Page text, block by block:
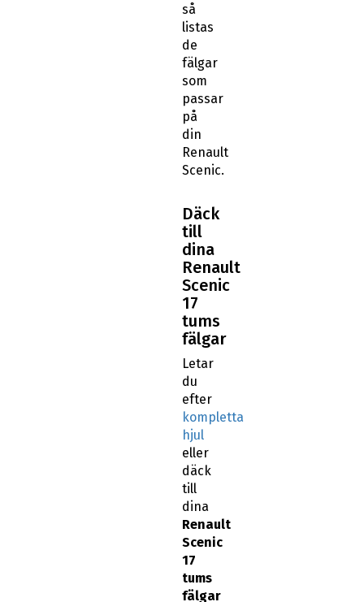
så
listas
de
fälgar
som
passar
på
din
Renault
Scenic.
Däck
till
dina
Renault
Scenic
17
tums
fälgar
Letar
du
efter
kompletta
hjul
eller
däck
till
dina
Renault
Scenic
17
tums
fälgar